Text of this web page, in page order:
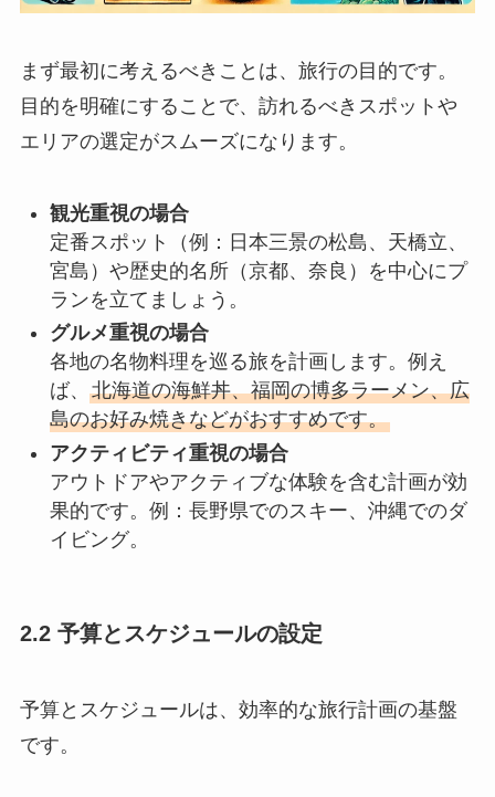
まず最初に考えるべきことは、旅行の目的です。
目的を明確にすることで、訪れるべきスポットや
エリアの選定がスムーズになります。
観光重視の場合
定番スポット（例：日本三景の松島、天橋立、
宮島）や歴史的名所（京都、奈良）を中心にプ
ランを立てましょう。
グルメ重視の場合
各地の名物料理を巡る旅を計画します。例え
ば、 北海道の海鮮丼、福岡の博多ラーメン、広
島のお好み焼きなどがおすすめです。
アクティビティ重視の場合
アウトドアやアクティブな体験を含む計画が効
果的です。例：長野県でのスキー、沖縄でのダ
イビング。
2.2 予算とスケジュールの設定
予算とスケジュールは、効率的な旅行計画の基盤
です。